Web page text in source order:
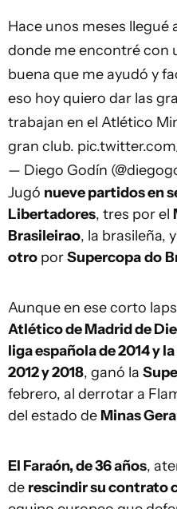
Hace unos meses llegué
donde me encontré con
buena que me ayudó y
eso hoy quiero dar las
trabajan en el Atlético
gran club.
— Diego Godín
Jugó nueve partidos en
Libertadores, tres por el
Brasileirao, la brasileña, y
otro porSupercopado
Aunque en ese corto
Atlético de Madrid de
liga española de 2014 y
2012 y 2018, ganó la
febrero, al derrotar a
del estado de Minas
El Faraón, de 36 años,
de rescindir su contrato